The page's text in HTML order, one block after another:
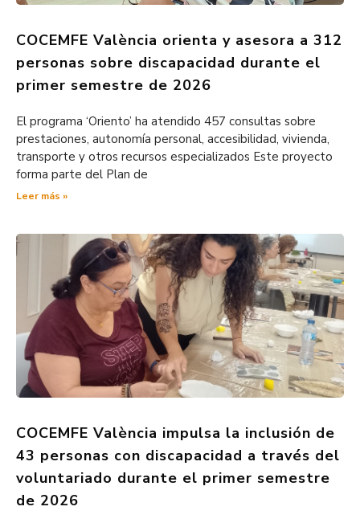
COCEMFE València orienta y asesora a 312
personas sobre discapacidad durante el
primer semestre de 2026
El programa ‘Oriento’ ha atendido 457 consultas sobre
prestaciones, autonomía personal, accesibilidad, vivienda,
transporte y otros recursos especializados Este proyecto
forma parte del Plan de
Leer más »
COCEMFE València impulsa la inclusión de
43 personas con discapacidad a través del
voluntariado durante el primer semestre
de 2026